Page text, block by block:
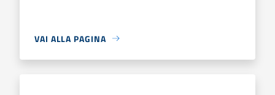
VAI ALLA PAGINA